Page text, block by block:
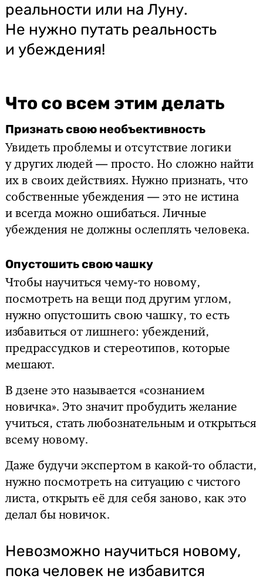
реальности или на Луну.
Не нужно путать реальность
и убеждения!
Что со всем этим делать
Признать свою необъективность
Увидеть проблемы и отсутствие логики
у других людей — просто. Но сложно найти
их в своих действиях. Нужно признать, что
собственные убеждения — это не истина
и всегда можно ошибаться. Личные
убеждения не должны ослеплять человека.
Опустошить свою чашку
Чтобы научиться чему-то новому,
посмотреть на вещи под другим углом,
нужно опустошить свою чашку, то есть
избавиться от лишнего: убеждений,
предрассудков и стереотипов, которые
мешают.
В дзене это называется «сознанием
новичка». Это значит пробудить желание
учиться, стать любознательным и открыться
всему новому.
Даже будучи экспертом в какой-то области,
нужно посмотреть на ситуацию с чистого
листа, открыть её для себя заново, как это
делал бы новичок.
Невозможно научиться новому,
пока человек не избавится